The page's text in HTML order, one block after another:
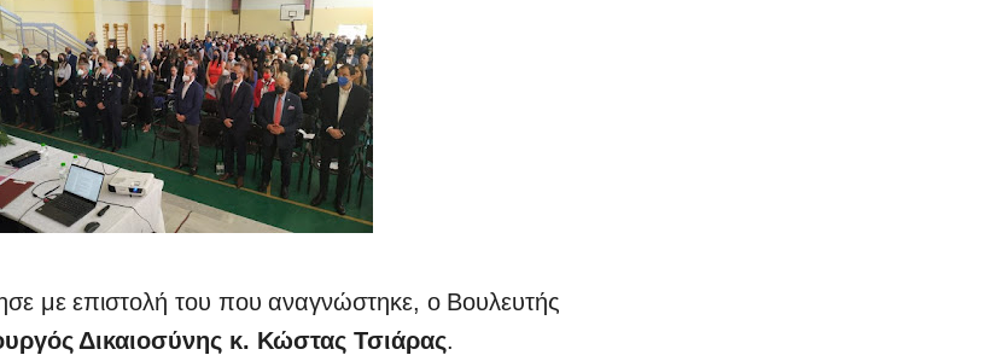
με επιστολή του που αναγνώστηκε, ο Βουλευτής
Δικαιοσύνης κ. Κώστας Τσιάρας.